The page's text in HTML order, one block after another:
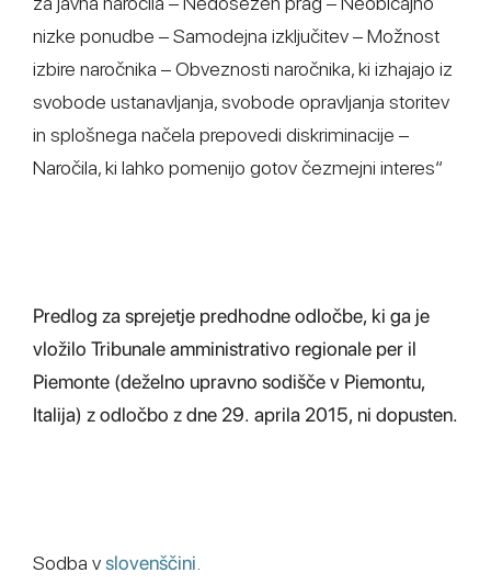
nizke ponudbe – Samodejna izključitev – Možnost
izbire naročnika – Obveznosti naročnika, ki izhajajo iz
svobode ustanavljanja, svobode opravljanja storitev
in splošnega načela prepovedi diskriminacije –
Naročila, ki lahko pomenijo gotov čezmejni interes“
Predlog za sprejetje predhodne odločbe, ki ga je
vložilo Tribunale amministrativo regionale per il
Piemonte (deželno upravno sodišče v Piemontu,
Italija) z odločbo z dne 29. aprila 2015, ni dopusten.
Sodba vslovenščini